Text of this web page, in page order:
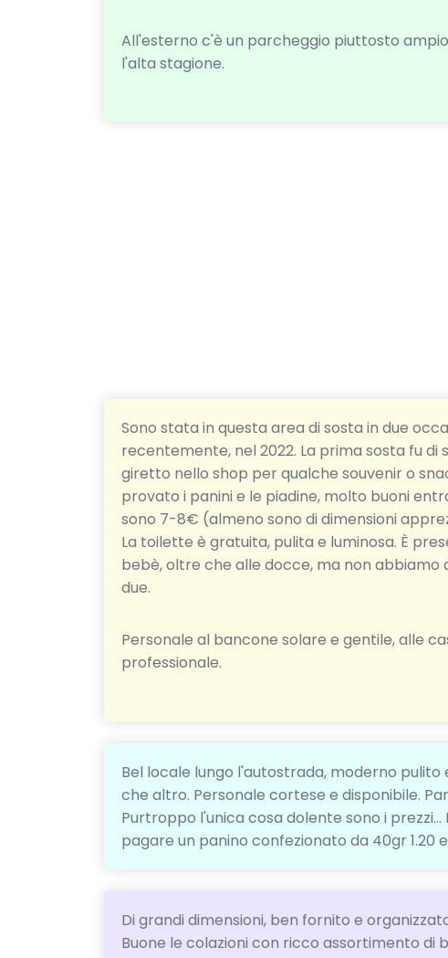
All'esterno c'è un parcheggio piuttosto
l'alta stagione.
Sono stata in questa area di sosta in due
recentemente, nel 2022. La prima sosta fu
giretto nello shop per qualche souvenir o
provato i panini e le piadine, molto buoni
sono 7-8€ (almeno sono di dimensioni
La toilette è gratuita, pulita e luminosa. È
bebè, oltre che alle docce, ma non abbiamo
due.
Personale al bancone solare e gentile, alle
professionale.
Bel locale lungo l'autostrada, moderno
che altro. Personale cortese e disponibile.
Purtroppo l'unica cosa dolente sono i
pagare un panino confezionato da 40gr 1.20
Di grandi dimensioni, ben fornito e
Buone le colazioni con ricco assortimento di